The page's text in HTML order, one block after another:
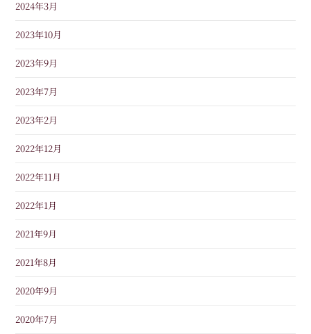
2024年3月
2023年10月
2023年9月
2023年7月
2023年2月
2022年12月
2022年11月
2022年1月
2021年9月
2021年8月
2020年9月
2020年7月